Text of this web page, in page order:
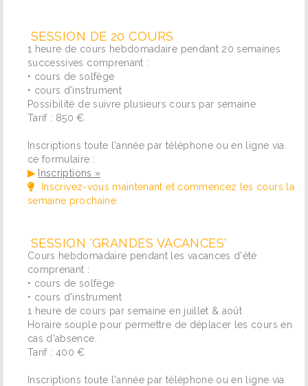
SESSION DE 20 COURS
1 heure de cours hebdomadaire pendant 20 semaines
successives comprenant :
• cours de solfège
• cours d'instrument
Possibilité de suivre plusieurs cours par semaine
Tarif : 850 €
Inscriptions toute l'année par téléphone ou en ligne via
ce formulaire :
▶ Inscriptions »
Inscrivez-vous maintenant et commencez les cours la
semaine prochaine.
SESSION 'GRANDES VACANCES'
Cours hebdomadaire pendant les vacances d'été
comprenant :
• cours de solfège
• cours d'instrument
1 heure de cours par semaine en juillet & août
Horaire souple pour permettre de déplacer les cours en
cas d'absence.
Tarif : 400 €
Inscriptions toute l'année par téléphone ou en ligne via